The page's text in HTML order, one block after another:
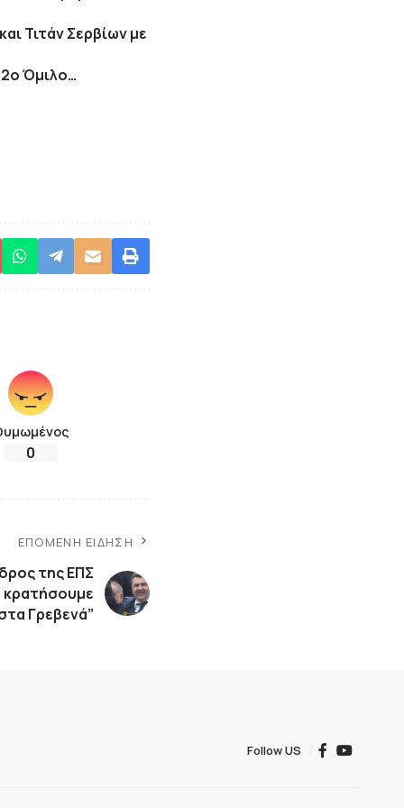
Τιτάν Σερβίων με
2ο Όμιλο…
0
ΕΠΌΜΕΝΗ ΕΊΔΗΣΗ
της ΕΠΣ
κρατήσουμε
Γρεβενά”
Follow US